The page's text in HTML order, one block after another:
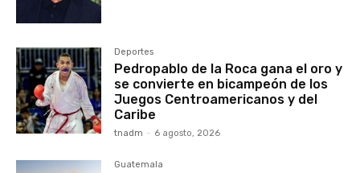
Deportes
Pedropablo de la Roca gana el oro y
se convierte en bicampeón de los
Juegos Centroamericanos y del
Caribe
tnadm - 6 agosto, 2026
Guatemala